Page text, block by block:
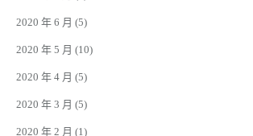
2020 年 6 月 (5)
2020 年 5 月 (10)
2020 年 4 月 (5)
2020 年 3 月 (5)
2020 年 2 月 (1)